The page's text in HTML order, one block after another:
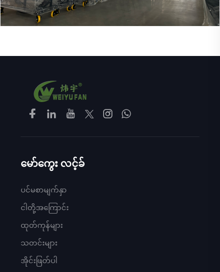
မော်ကွေး လင့်ခ်
ပင်မစာမျက်နှာ
ငါတို့အကြောင်း
ထုတ်ကုန်များ
သတင်းများ
အိုင်းဖြတ်ပါ